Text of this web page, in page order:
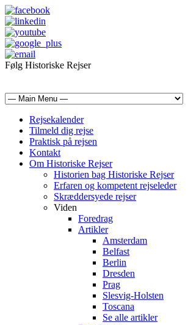
Følg Historiske Rejser
Rejsekalender
Tilmeld dig rejse
Praktisk på rejsen
Kontakt
Om Historiske Rejser
Historien bag Historiske Rejser
Erfaren og kompetent rejseleder
Skræddersyede rejser
Viden
Foredrag
Artikler
Amsterdam
Belfast
Berlin
Dresden
Prag
Slesvig-Holsten
Toscana
Se alle artikler